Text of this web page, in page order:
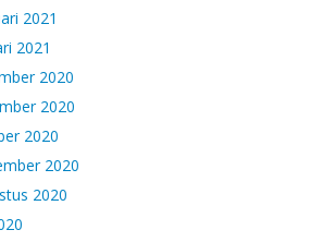
2021
2021
2020
2020
2020
2020
2020